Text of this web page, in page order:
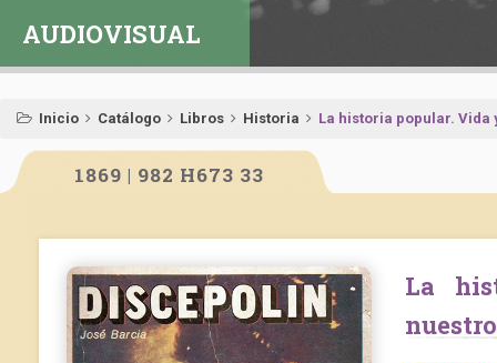
AUDIOVISUAL
Inicio Catálogo Libros Historia La historia popular. Vida
1869 | 982 H673 33
La historia popular. Vida y milagros de